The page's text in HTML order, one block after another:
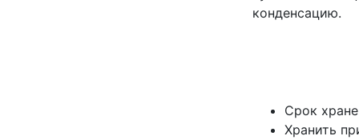
конденсацию.
Срок
Хранить